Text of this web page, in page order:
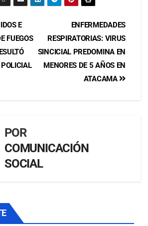
ENFERMEDADES
RESPIRATORIAS: VIRUS
SINCICIAL PREDOMINA EN
MENORES DE 5 AÑOS EN
ATACAMA
E
FUEGOS
POR
COMUNICACIÓN
SOCIAL